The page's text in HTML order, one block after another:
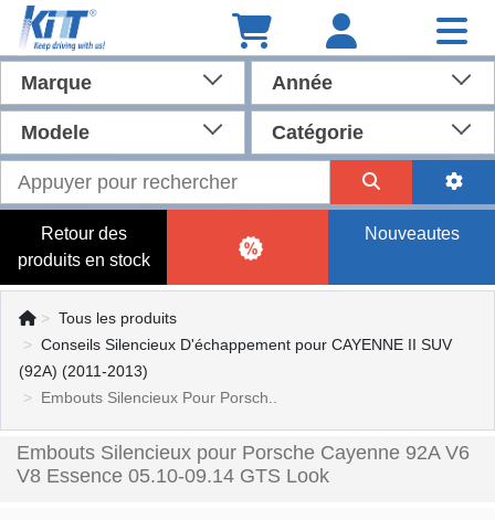
Marque Année
Modele Catégorie
Retour des
produits en stock
Nouveautes
Tous les produits
Conseils Silencieux D'échappement pour CAYENNE II SUV
(92A) (2011-2013)
Embouts Silencieux Pour Porsch..
Embouts Silencieux pour Porsche Cayenne 92A V6
V8 Essence 05.10-09.14 GTS Look